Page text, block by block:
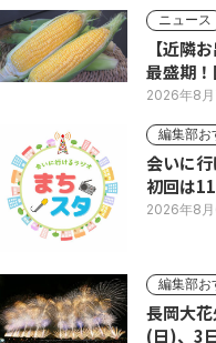
ニュース
【近隣
最盛期
い列
2026年8
編集部お
会いに
初回は
2026年8
編集部お
長岡大
(日)、3